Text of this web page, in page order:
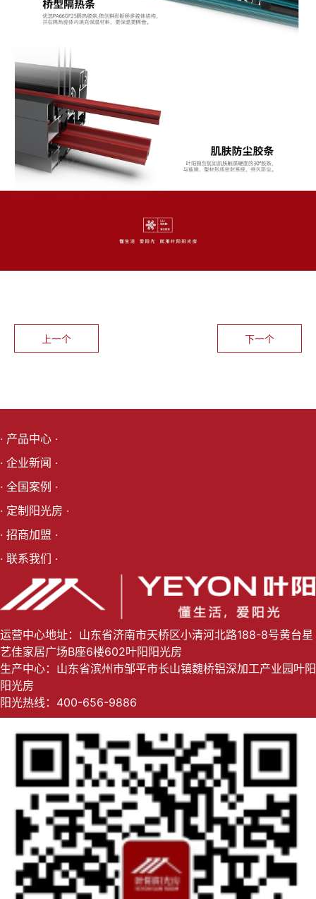
上一个 下一个
· 产品中心 ·
· 企业新闻 ·
· 全国案例 ·
· 定制阳光房 ·
· 招商加盟 ·
· 联系我们 ·
运营中心地址：山东省济南市天桥区小清河北路188-8号黄台星
艺佳家居广场B座6楼602叶阳阳光房
生产中心：山东省滨州市邹平市长山镇魏桥铝深加工产业园叶阳
阳光房
阳光热线：400-656-9886